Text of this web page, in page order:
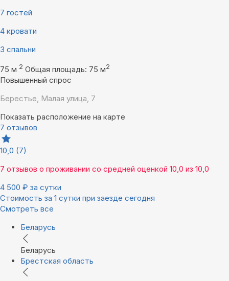
7 гостей
4 кровати
3 спальни
75 м 2 Общая площадь: 75 м2
Повышенный спрос
Берестье, Малая улица, 7
Показать расположение на карте
7 отзывов
10,0 (7)
7 отзывов о проживании со средней оценкой 10,0 из 10,0
4 500 ₽ за сутки
Стоимость за 1 сутки при заезде сегодня
Смотреть все
Беларусь
Беларусь
Брестская область